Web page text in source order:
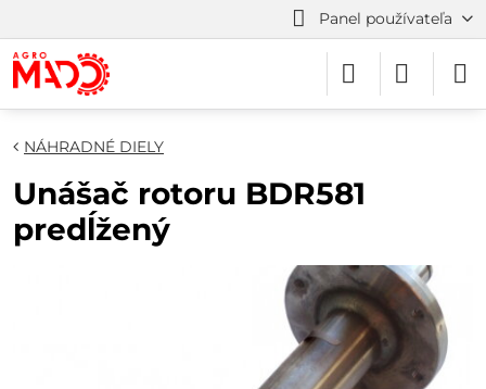
Panel používateľa
NÁHRADNÉ DIELY
Unášač rotoru BDR581
predĺžený